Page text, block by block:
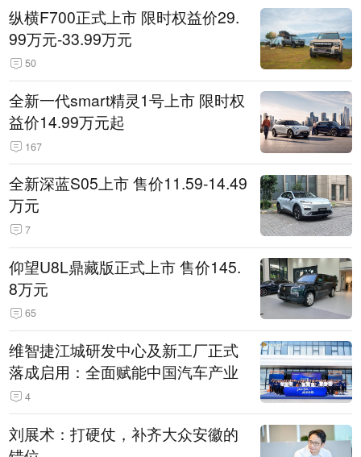
纵横F700正式上市 限时权益价29.
99万元-33.99万元
50
全新一代smart精灵1号上市 限时权
益价14.99万元起
167
全新深蓝S05上市 售价11.59-14.49
万元
7
仰望U8L鼎藏版正式上市 售价145.
8万元
65
维智捷江城研发中心及新工厂正式
落成启用：全面赋能中国汽车产业
4
刘展术：打硬仗，补齐大众安徽的